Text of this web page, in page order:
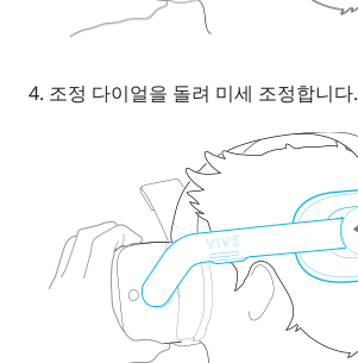
조정 다이얼을 돌려 미세 조정합니다.